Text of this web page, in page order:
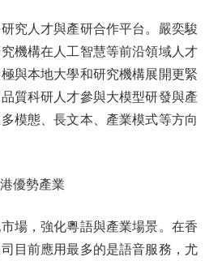
人才與產研合作平台。嚴奕駿
機構在人工智慧等前沿領域人才
與本地大學和研究機構展開更緊
質科研人才參與大模型研發與產
模態、長文本、產業模式等方向
優勢產業
，強化粵語與產業場景。在香
目前應用最多的是語音服務，尤